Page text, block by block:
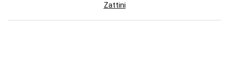
Zattini